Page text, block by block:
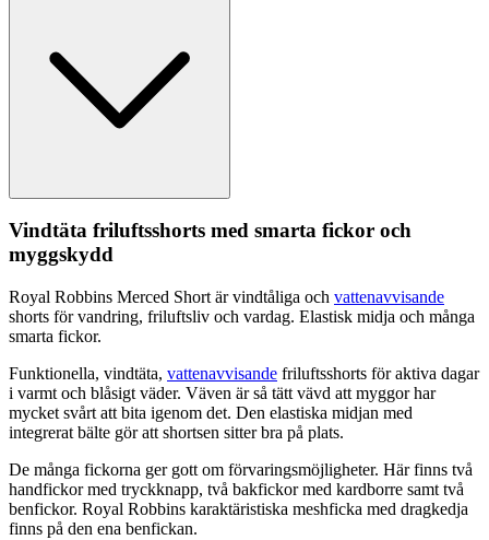
Vindtäta friluftsshorts med smarta fickor och
myggskydd
Royal Robbins Merced Short är vindtåliga och vattenavvisande
shorts för vandring, friluftsliv och vardag. Elastisk midja och många
smarta fickor.
Funktionella, vindtäta, vattenavvisande friluftsshorts för aktiva dagar
i varmt och blåsigt väder. Väven är så tätt vävd att myggor har
mycket svårt att bita igenom det. Den elastiska midjan med
integrerat bälte gör att shortsen sitter bra på plats.
De många fickorna ger gott om förvaringsmöjligheter. Här finns två
handfickor med tryckknapp, två bakfickor med kardborre samt två
benfickor. Royal Robbins karaktäristiska meshficka med dragkedja
finns på den ena benfickan.